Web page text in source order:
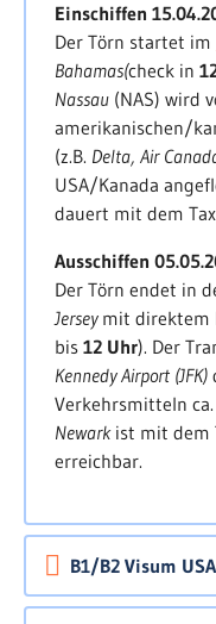
Hatterasverlassen
Temperaturen
wir eine der
Ocean City undCape
Fischerhäfen auf
Segeltörn endet
mit Blick auf
Einschiffen
Der Törn startet im
Bahamas(check in
Nassau (NAS) wird
amerikanischen/
(z.B. Delta, Air
USA/Kanada
dauert mit dem
Ausschiffen
Der Törn endet in
Jerseymit direktem
bis 12 Uhr). Der
Kennedy Airport (JFK)
Verkehrsmitteln
Newarkist mit dem
erreichbar.
B1/B2 Visum USA